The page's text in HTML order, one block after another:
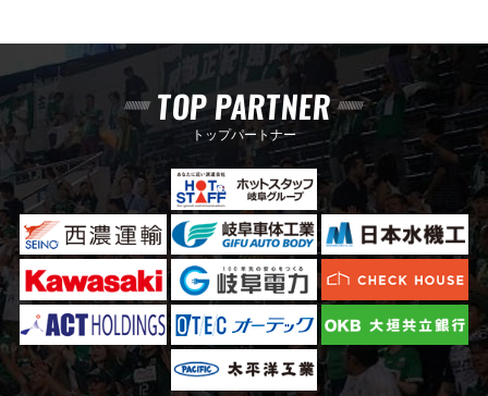
TOP PARTNER
トップパートナー